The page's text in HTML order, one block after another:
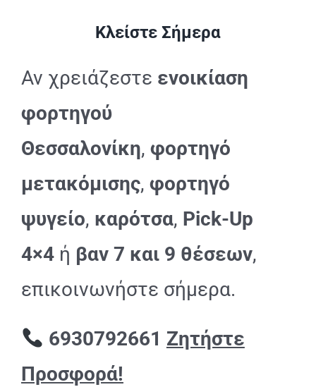
Κλείστε Σήμερα
Αν χρειάζεστε ενοικίαση
φορτηγού
Θεσσαλονίκη, φορτηγό
μετακόμισης, φορτηγό
ψυγείο, καρότσα, Pick-Up
4×4ή βαν 7 και 9 θέσεων,
επικοινωνήστε σήμερα.
6930792661 Ζητήστε
Προσφορά!